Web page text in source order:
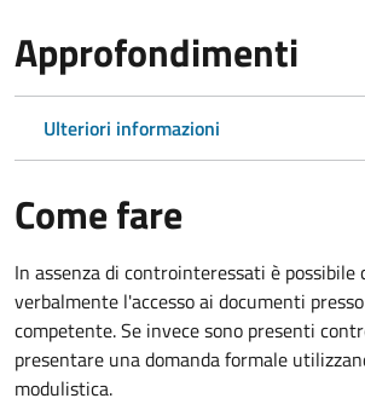
Approfondimenti
Ulteriori informazioni
Come fare
In assenza di controinteressati è possibile
verbalmente l'accesso ai documenti
competente. Se invece sono presenti
presentare una domanda formale
modulistica.